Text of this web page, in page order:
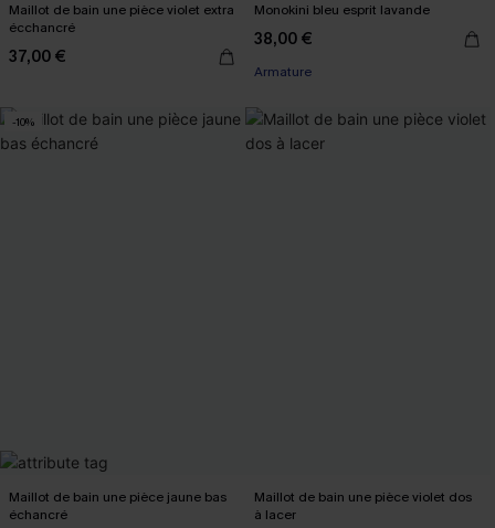
Maillot de bain une pièce violet extra
écchancré
37,00 €
Monokini bleu esprit lavande
38,00 €
Armature
-10%
Maillot de bain une pièce jaune bas
échancré
Maillot de bain une pièce violet dos
à lacer